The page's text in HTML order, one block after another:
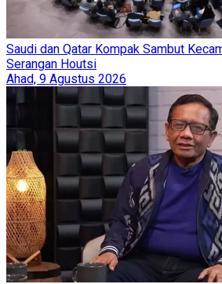
Saudi dan Qatar Kompak Sambut
Serangan Houtsi
Ahad, 9 Agustus 2026